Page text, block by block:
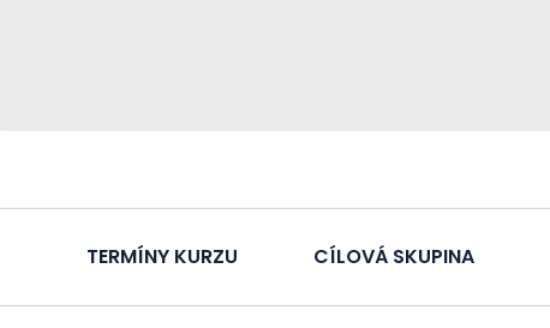
TERMÍNY KURZU CÍLOVÁ SKUPINA